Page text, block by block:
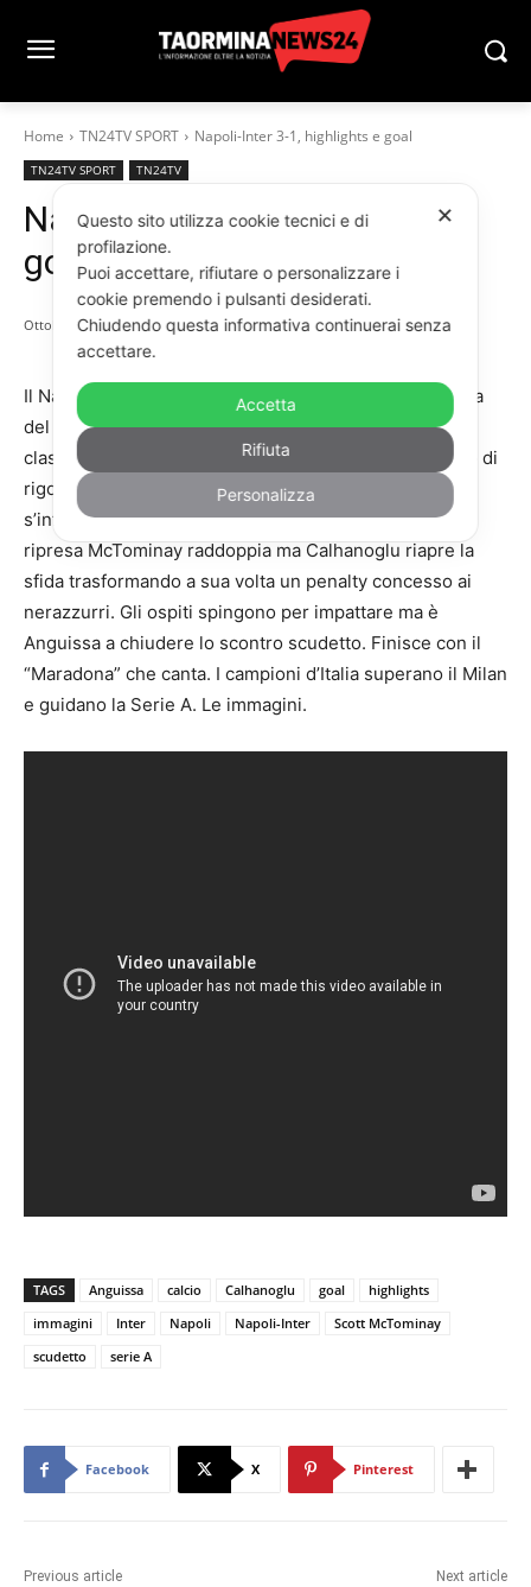
Home TN24TV SPORT Napoli-Inter 3-1, highlights e goal
TN24TV SPORT TN24TV
Napoli-Inter 3-1, highlights e
goal
Ottobre 25, 2025
Il Napoli travolge l’Inter nell’anticipo dell’ottava giornata
del campionato di Serie A e si riporta in vetta alla
classifica. I partenopei sbloccano la gara con un calcio di
rigore trasformato da De Bruyne (che nell’occasione
s’infortuna ed è costretto a lasciare il campo). Nella
ripresa McTominay raddoppia ma Calhanoglu riapre la
sfida trasformando a sua volta un penalty concesso ai
nerazzurri. Gli ospiti spingono per impattare ma è
Anguissa a chiudere lo scontro scudetto. Finisce con il
“Maradona” che canta. I campioni d’Italia superano il Milan
e guidano la Serie A. Le immagini.
TAGS Anguissa calcio Calhanoglu goal
highlights
immagini
Inter Napoli Napoli-Inter
Scott McTominay
scudetto
serie A
Facebook X Pinterest
Previous article Next article
✕
Questo sito utilizza cookie tecnici e di
profilazione.
Puoi accettare, rifiutare o personalizzare i
cookie premendo i pulsanti desiderati.
Chiudendo questa informativa continuerai senza
accettare.
Accetta
Rifiuta
Personalizza